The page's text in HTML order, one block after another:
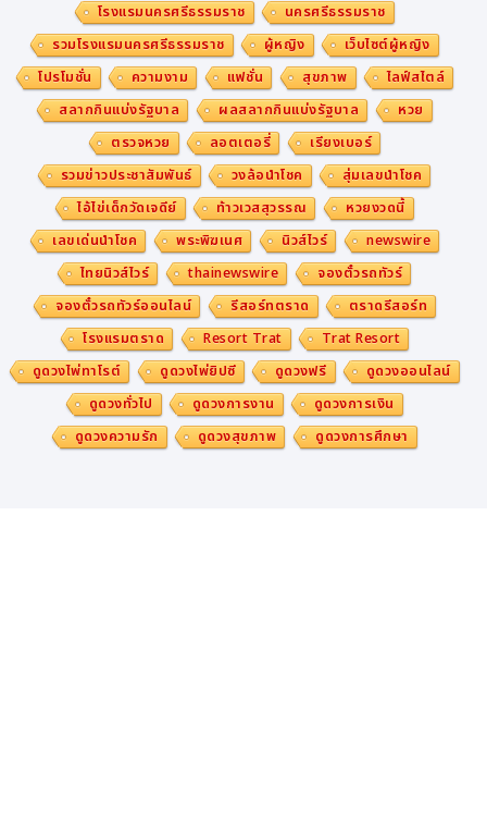
โรงแรมนครศรีธรรมราช
นครศรีธรรมราช
รวมโรงแรมนครศรีธรรมราช
ผู้หญิง
เว็บไซต์ผู้หญิง
โปรโมชั่น
ความงาม แฟชั่น สุขภาพ
ไลฟ์สไตล์
สลากกินแบ่งรัฐบาล
ผลสลากกินแบ่งรัฐบาล
หวย
ตรวจหวย
ลอตเตอรี่
เรียงเบอร์
รวมข่าวประชาสัมพันธ์
วงล้อนำโชค
สุ่มเลขนำโชค
ไอ้ไข่เด็กวัดเจดีย์
ท้าวเวสสุวรรณ
หวยงวดนี้
เลขเด่นนำโชค
พระพิฆเนศ นิวส์ไวร์
newswire
ไทยนิวส์ไวร์
thainewswire
จองตั๋วรถทัวร์
จองตั๋วรถทัวร์ออนไลน์
รีสอร์ทตราด
ตราดรีสอร์ท
โรงแรมตราด
Resort Trat
Trat Resort
ดูดวงไพ่ทาโรต์
ดูดวงไพ่ยิปซี ดูดวงฟรี
ดูดวงออนไลน์
ดูดวงทั่วไป
ดูดวงการงาน
ดูดวงการเงิน
ดูดวงความรัก
ดูดวงสุขภาพ ดูดวงการศึกษา